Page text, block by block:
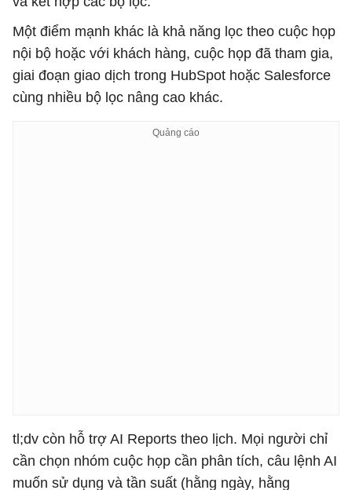
Một điểm mạnh khác là khả năng lọc theo cuộc họp
nội bộ hoặc với khách hàng, cuộc họp đã tham gia,
giai đoạn giao dịch trong HubSpot hoặc Salesforce
cùng nhiều bộ lọc nâng cao khác.
tl;dv còn hỗ trợ AI Reports theo lịch. Mọi người chỉ
cần chọn nhóm cuộc họp cần phân tích, câu lệnh AI
muốn sử dụng và tần suất (hằng ngày, hằng